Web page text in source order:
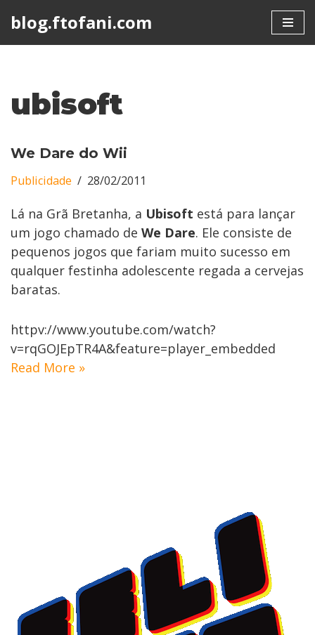
blog.ftofani.com
ubisoft
We Dare do Wii
Publicidade 28/02/2011
Lá na Grã Bretanha, a Ubisoft está para lançar
um jogo chamado de We Dare. Ele consiste de
pequenos jogos que fariam muito sucesso em
qualquer festinha adolescente regada a cervejas
baratas.
httpv://www.youtube.com/watch?
v=rqGOJEpTR4A&feature=player_embedded
Read More »